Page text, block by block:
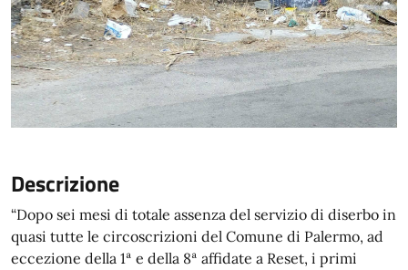
Descrizione
“Dopo sei mesi di totale assenza del servizio di diserbo in
quasi tutte le circoscrizioni del Comune di Palermo, ad
eccezione della 1ª e della 8ª affidate a Reset, i primi